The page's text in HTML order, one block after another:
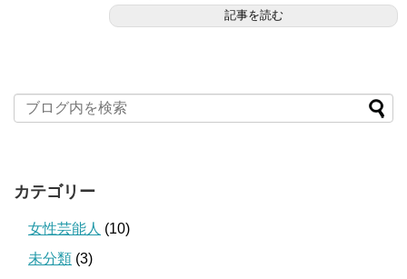
記事を読む
カテゴリー
女性芸能人 (10)
未分類 (3)